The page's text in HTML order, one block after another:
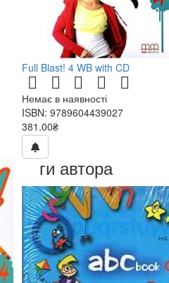
Full Blast! 4 WB with CD
Немає в наявності
ISBN: 9789604439027
381.00₴
Книги автора